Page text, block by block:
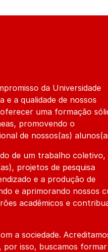
da Universidade
e a qualidade de nossos
uma formação
promovendo o
de nossos(as)
de um trabalho coletivo,
projetos de pesquisa
e a produção de
e aprimorando nossos
acadêmicos e
a sociedade.
isso, buscamos formar